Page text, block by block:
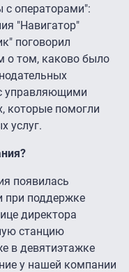
с операторами":
"Навигатор"
поговорил
о том, каково было
управляющими
которые помогли
услуг.
появилась
при поддержке
директора
станцию
в девятиэтажке
у нашей компании